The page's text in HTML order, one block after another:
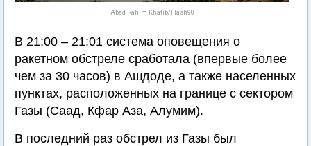
Abed Rahim Khatib/Flash90
В 21:00 – 21:01 система оповещения о
ракетном обстреле сработала (впервые более
чем за 30 часов) в Ашдоде, а также населенных
пунктах, расположенных на границе с сектором
Газы (Саад, Кфар Аза, Алумим).
В последний раз обстрел из Газы был